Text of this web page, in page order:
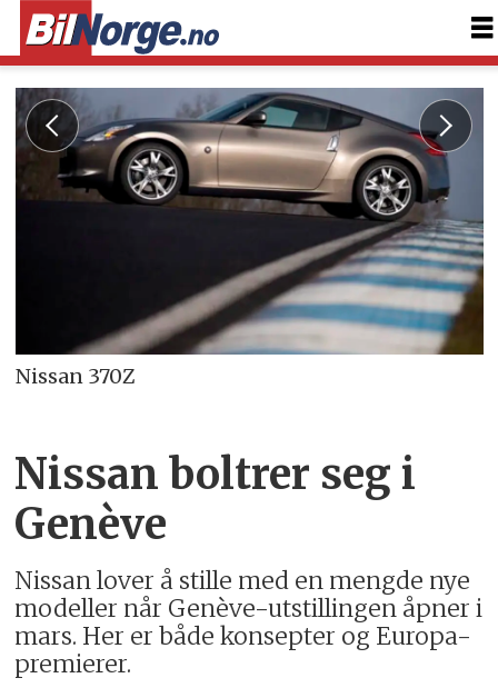
Nissan 370Z
Nissan boltrer seg i
Genève
Nissan lover å stille med en mengde nye
modeller når Genève-utstillingen åpner i
mars. Her er både konsepter og Europa-
premierer.